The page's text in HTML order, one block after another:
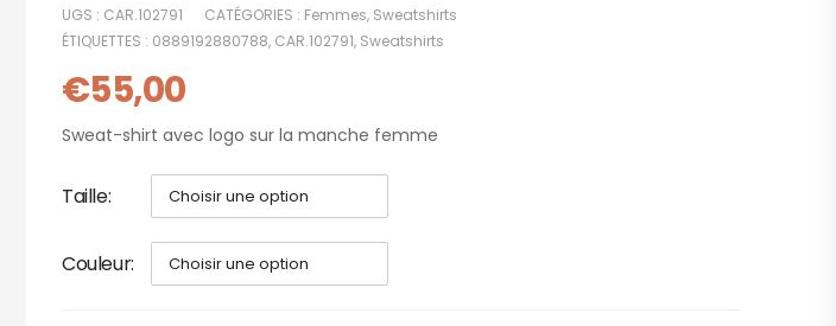
UGS : CAR.102791 CATÉGORIES : Femmes, Sweatshirts
ÉTIQUETTES : 0889192880788, CAR.102791, Sweatshirts
€55,00
Sweat-shirt avec logo sur la manche femme
Taille
Couleur